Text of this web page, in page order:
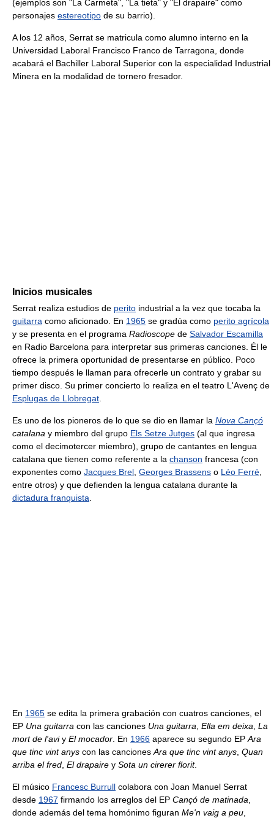
(ejemplos son "La Carmeta", "La tieta" y "El drapaire" como
personajes estereotipo de su barrio).
A los 12 años, Serrat se matricula como alumno interno en la
Universidad Laboral Francisco Franco de Tarragona, donde
acabará el Bachiller Laboral Superior con la especialidad Industrial
Minera en la modalidad de tornero fresador.
Inicios musicales
Serrat realiza estudios de perito industrial a la vez que tocaba la
guitarra como aficionado. En 1965 se gradúa como perito agrícola
y se presenta en el programa Radioscope de Salvador Escamilla
en Radio Barcelona para interpretar sus primeras canciones. Él le
ofrece la primera oportunidad de presentarse en público. Poco
tiempo después le llaman para ofrecerle un contrato y grabar su
primer disco. Su primer concierto lo realiza en el teatro L'Avenç de
Esplugas de Llobregat
Es uno de los pioneros de lo que se dio en llamar la Nova Cançó
catalana y miembro del grupo Els Setze Jutges (al que ingresa
como el decimotercer miembro), grupo de cantantes en lengua
catalana que tienen como referente a la chanson francesa (con
exponentes como Jacques Brel Georges Brassens o Léo Ferré
entre otros) y que defienden la lengua catalana durante la
dictadura franquista
En 1965 se edita la primera grabación con cuatros canciones, el
EP Una guitarra con las canciones Una guitarra Ella em deixa La
mort de l'aviy El mocador . En 1966 aparece su segundo EP Ara
que tinc vint anys con las canciones Ara que tinc vint anys Quan
arriba el fred El drapaire y Sota un cirerer florit.
El músico Francesc Burrull colabora con Joan Manuel Serrat
desde 1967 firmando los arreglos del EP Cançó de matinada
donde además del tema homónimo figuran Me'n vaig a peu